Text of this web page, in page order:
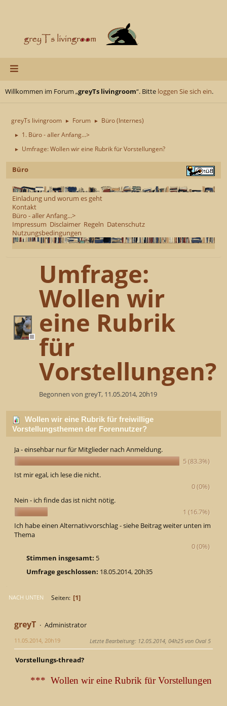
Willkommen im Forum „greyTs livingroom“. Bitte loggen Sie sich ein.
greyTs livingroom ► Forum ► Büro (Internes)
► 1. Büro - aller Anfang...>
► Umfrage: Wollen wir eine Rubrik für Vorstellungen?
Büro
Einladung und worum es geht
Kontakt
Büro - aller Anfang...>
Impressum Disclaimer Regeln Datenschutz
Nutzungsbedingungen
Umfrage:
Wollen wir
eine Rubrik
für
Vorstellungen?
Begonnen von greyT, 11.05.2014, 20h19
Wollen wir eine Rubrik für freiwillige
Vorstellungsthemen der Forennutzer?
Ja - einsehbar nur für Mitglieder nach Anmeldung.
5 (83.3%)
Ist mir egal, ich lese die nicht.
0 (0%)
Nein - ich finde das ist nicht nötig.
1 (16.7%)
Ich habe einen Alternativvorschlag - siehe Beitrag weiter unten im
Thema
0 (0%)
Stimmen insgesamt: 5
Umfrage geschlossen: 18.05.2014, 20h35
NACH UNTEN Seiten 1
greyT Administrator
11.05.2014, 20h19 Letzte Bearbeitung: 12.05.2014, 04h25 von Oval 5
Vorstellungs-thread?
*** Wollen wir eine Rubrik für Vorstellungen der